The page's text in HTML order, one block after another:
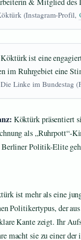
(Instagram-Profil,
Köktürk ist eine
im Ruhrgebiet eine
Linke im Bundestag
Köktürk präsentiert
als „Ruhrpott“-
Politik-Elite
ist mehr als eine
Politikertypus, der
Kante zeigt. Ihr
macht sie zu einer